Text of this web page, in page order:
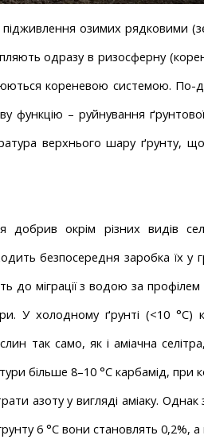
озимих рядковими
одразу в ризосферну
кореневою системою. По-
– руйнування
верхнього шару ґрунту,
добрив окрім різних видів
безпосередня заробка їх у
до міграції з водою за
У холодному ґрунті (<10 °C)
так само, як і аміачна
більше 8–10 °C карбамід, при
азоту у вигляді аміаку.
6 °C вони становлять 0,2%,